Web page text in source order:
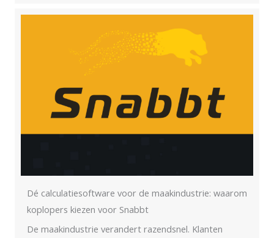
Dé calculatiesoftware voor de maakindustrie: waarom
koplopers kiezen voor Snabbt
De maakindustrie verandert razendsnel. Klanten